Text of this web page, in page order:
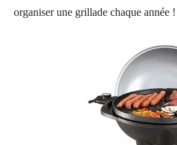
organiser une grillade chaque année !